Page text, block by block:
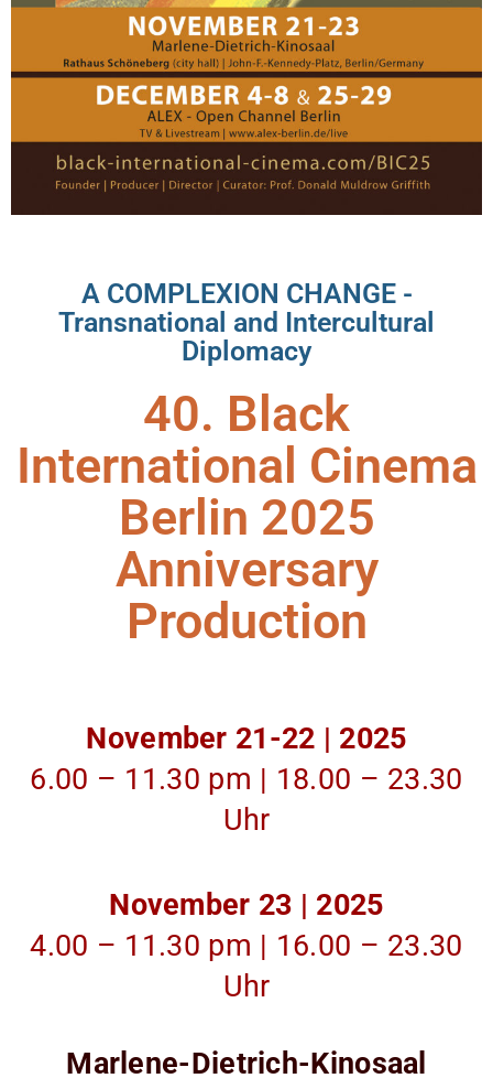
A COMPLEXION CHANGE -
Transnational and Intercultural
Diplomacy
40. Black
International Cinema
Berlin 2025
Anniversary
Production
November 21-22 | 2025
6.00 – 11.30 pm | 18.00 – 23.30
Uhr
November 23 | 2025
4.00 – 11.30 pm | 16.00 – 23.30
Uhr
Marlene-Dietrich-Kinosaal